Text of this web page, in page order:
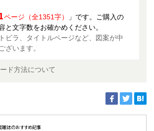
ページ（全1351字）
」です。ご購入の
と文字数をお確かめください。
ビラ、タイトルページなど、図案が中
ざいます。
ド方法について
雑誌のおすすめ記事